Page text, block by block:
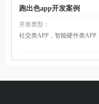
跑出色app开发案例
开发类型：
社交类APP，智能硬件类APP